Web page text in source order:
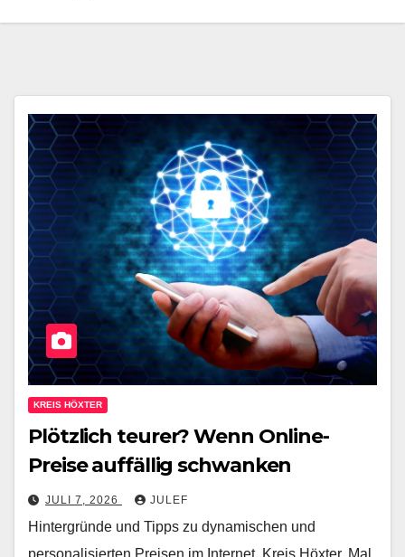
KREIS HÖXTER
Plötzlich teurer? Wenn Online-
Preise auffällig schwanken
JULI 7, 2026 JULEF
Hintergründe und Tipps zu dynamischen und